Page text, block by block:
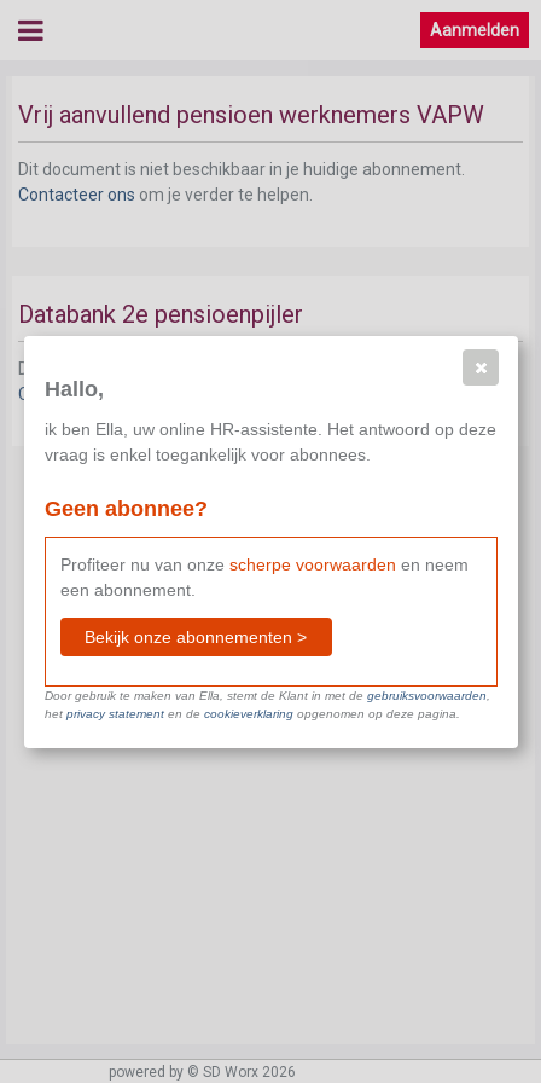
Aanmelden
Vrij aanvullend pensioen werknemers VAPW
Dit document is niet beschikbaar in je huidige abonnement.
Contacteer ons om je verder te helpen.
Databank 2e pensioenpijler
Dit document is niet beschikbaar in je huidige abonnement.
Contacteer ons
powered by © SD Worx 2026
Hallo,
ik ben Ella, uw online HR-assistente. Het antwoord op deze
vraag is enkel toegankelijk voor abonnees.
Geen abonnee?
Profiteer nu van onze scherpe voorwaarden en neem
een abonnement.
Bekijk onze abonnementen >
Door gebruik te maken van Ella, stemt de Klant in met de gebruiksvoorwaarden
het privacy statementen de cookieverklaringopgenomen op deze pagina.